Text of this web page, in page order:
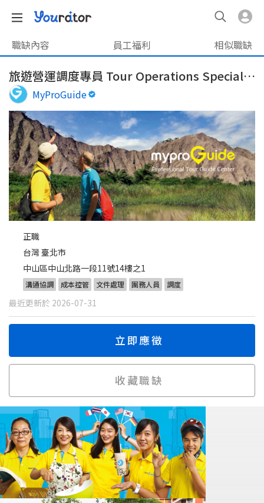
職缺內容 員工福利 相似職缺
旅遊營運調度專員 Tour Operations Specialist
MyProGuide
正職
台灣 臺北市
中山區中山北路一段11號14樓之1
溝通協調 成本控管 文件處理 團務人員 調度
最近更新於 2026-07-31
立即應徵
收藏職缺